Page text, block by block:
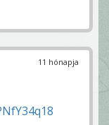
11 hónapja